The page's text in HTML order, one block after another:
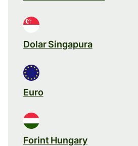
Dolar Singapura
Euro
Forint Hungary